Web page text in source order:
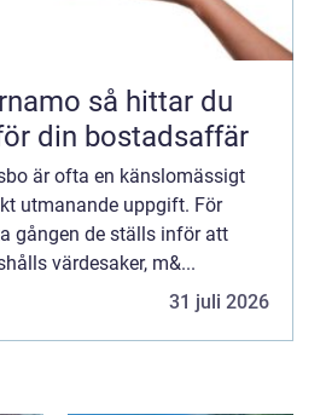
hittar du
din bostadsaffär
är ofta en känslomässigt
utmanande uppgift. För
gången de ställs inför att
värdesaker, m&...
31 juli 2026